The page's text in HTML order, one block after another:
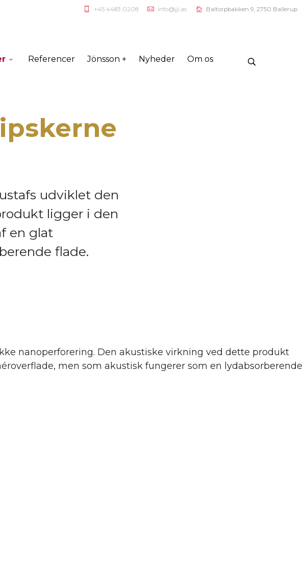
+45 4483 0208 info@jji.as Baltorpbakken 9, 2750 Ballerup
Referencer Jönsson + Nyheder Om os
udviklet den
ligger i den
en glat
flade.
nanoperforering. Den akustiske virkning ved dette produkt
men som akustisk fungerer som en lydabsorberende